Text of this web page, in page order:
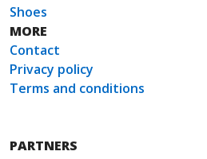
Shoes
MORE
Contact
Privacy policy
Terms and conditions
PARTNERS